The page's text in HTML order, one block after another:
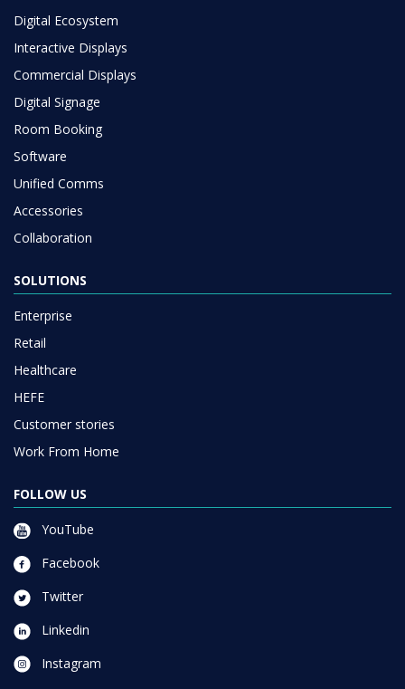
Digital Ecosystem
Interactive Displays
Commercial Displays
Digital Signage
Room Booking
Software
Unified Comms
Accessories
Collaboration
SOLUTIONS
Enterprise
Retail
Healthcare
HEFE
Customer stories
Work From Home
FOLLOW US
YouTube
Facebook
Twitter
Linkedin
Instagram